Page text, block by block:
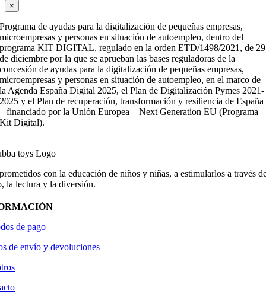
×
Programa de ayudas para la digitalización de pequeñas empresas,
microempresas y personas en situación de autoempleo, dentro del
programa KIT DIGITAL, regulado en la orden ETD/1498/2021, de 29
de diciembre por la que se aprueban las bases reguladoras de la
concesión de ayudas para la digitalización de pequeñas empresas,
microempresas y personas en situación de autoempleo, en el marco de
la Agenda España Digital 2025, el Plan de Digitalización Pymes 2021-
2025 y el Plan de recuperación, transformación y resiliencia de España
– financiado por la Unión Europea – Next Generation EU (Programa
Kit Digital).
con la educación de niños y niñas, a estimularlos a través
la lectura y la diversión.
de pago
de envío y devoluciones